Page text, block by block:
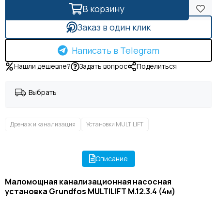
В корзину
Заказ в один клик
Написать в Telegram
Нашли дешевле? Задать вопрос Поделиться
Выбрать
Дренаж и канализация Установки MULTILIFT
Описание
Маломощная канализационная насосная
установка Grundfos MULTILIFT M.12.3.4 (4м)